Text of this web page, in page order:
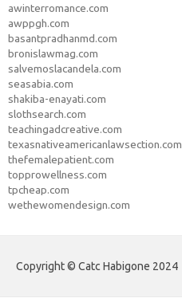
awinterromance.com
awppgh.com
basantpradhanmd.com
bronislawmag.com
salvemoslacandela.com
seasabia.com
shakiba-enayati.com
slothsearch.com
teachingadcreative.com
texasnativeamericanlawsection.com
thefemalepatient.com
topprowellness.com
tpcheap.com
wethewomendesign.com
Copyright © Catc Habigone 2024